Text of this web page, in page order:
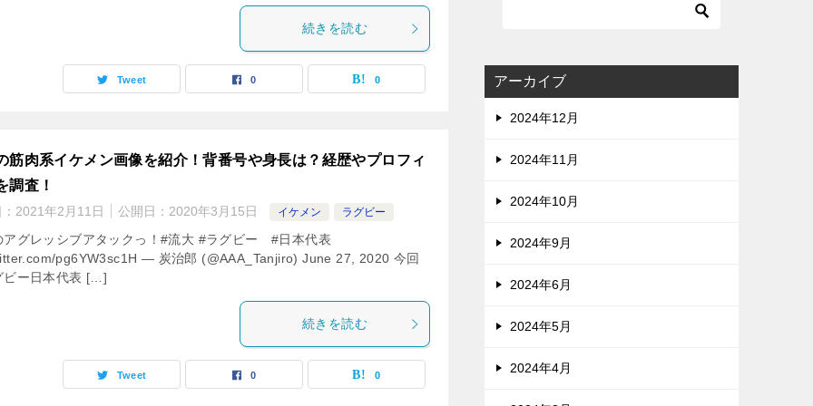
続きを読む
Tweet 0 0
筋肉系イケメン画像を紹介！背番号や身長は？経歴やプロフィ
調査！
2021年2月11日 公開日： 2020年3月15日 イケメン ラグビー
アグレッシブアタックっ！#流大 #ラグビー #日本代表
pg6YW3sc1H — 炭治郎 (@AAA_Tanjiro) June 27, 2020 今回
ビー日本代表 […]
続きを読む
Tweet 0 0
アーカイブ
2024年12月
2024年11月
2024年10月
2024年9月
2024年6月
2024年5月
2024年4月